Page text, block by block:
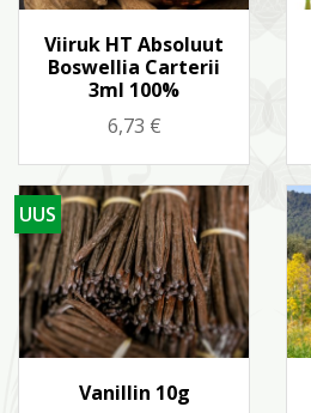
 Kiirvaade
Viiruk HT Absoluut
Boswellia Carterii
3ml 100%
Hind
6,73 €
 Kiirvaade
Vanillin 10g
UUS